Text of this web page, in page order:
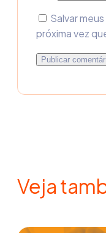
Salvar
próxima vez
Veja